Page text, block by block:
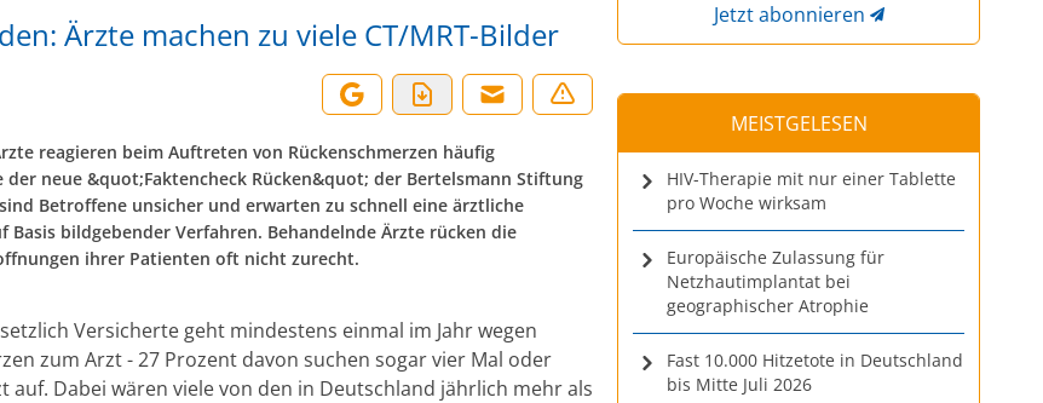
Ärzte machen zu viele CT/MRT-Bilder
reagieren beim Auftreten von Rückenschmerzen häufig
der neue &quot;Faktencheck Rücken&quot; der Bertelsmann Stiftung
Betroffene unsicher und erwarten zu schnell eine ärztliche
Basis bildgebender Verfahren. Behandelnde Ärzte rücken die
ihrer Patienten oft nicht zurecht.
Versicherte geht mindestens einmal im Jahr wegen
zum Arzt - 27 Prozent davon suchen sogar vier Mal oder
auf. Dabei wären viele von den in Deutschland jährlich mehr als
Jetzt abonnieren
MEISTGELESEN
HIV-Therapie mit nur einer Tablette
pro Woche wirksam
Europäische Zulassung für
Netzhautimplantat bei
geographischer Atrophie
Fast 10.000 Hitzetote in Deutschland
bis Mitte Juli 2026